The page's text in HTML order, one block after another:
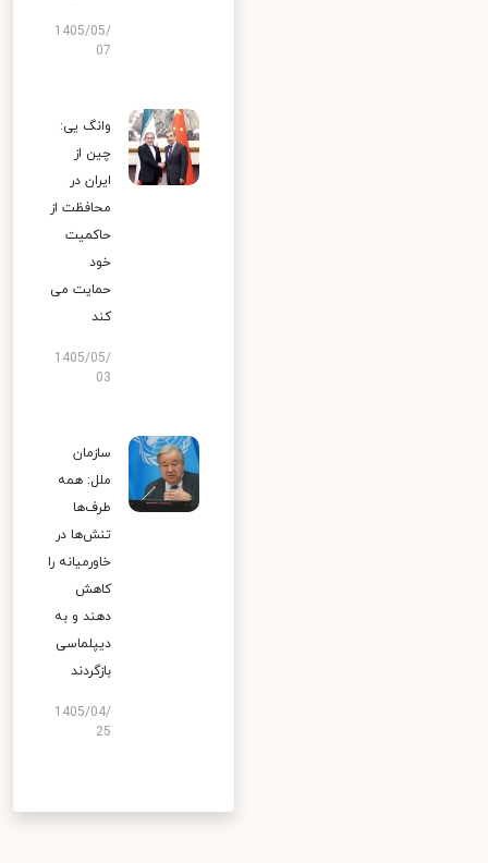
1405/05/
07
وانگ یی:
چین از
ایران در
محافظت از
حاکمیت
خود
حمایت می
کند
1405/05/
03
سازمان
ملل: همه
طرف‌ها
تنش‌ها در
خاورمیانه را
کاهش
دهند و به
دیپلماسی
بازگردند
1405/04/
25